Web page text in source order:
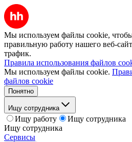
Мы используем файлы cookie,
правильную работу нашего веб-
трафик.
Правила использования файлов
Мы используем файлы cookie.
файлов cookie
Понятно
Ищу сотрудника
Ищу работу
Ищу сотрудника
Ищу сотрудника
Сервисы